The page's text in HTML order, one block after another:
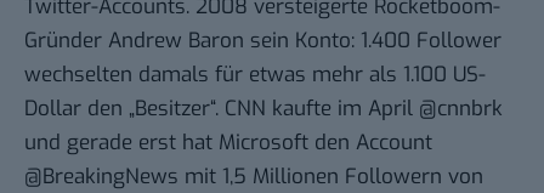
Twitter-Accounts. 2008 versteigerte Rocketboom-
Gründer Andrew Baron sein Konto: 1.400 Follower
wechselten damals für etwas mehr als 1.100 US-
Dollar den „Besitzer“. CNN kaufte im April @cnnbrk
und gerade erst hat Microsoft den Account
@BreakingNews mit 1,5 Millionen Followern von